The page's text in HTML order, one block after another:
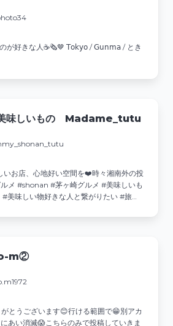
が好きな人☕️🗞🤎 𝖳𝗈𝗄𝗒𝗈 / 𝖦𝗎𝗇𝗆𝖺 / とき
味しいもの Madame_tutu
いお店、心地好い空間を❤️時々湘南外の投
メ #shonan #茅ヶ崎グルメ #美味しいも
美味しい物好きな人と繋がりたい #旅行
m②
とうございます😊行ける範囲で😁別アカ
あい消滅😱こちらのみで投稿していきま